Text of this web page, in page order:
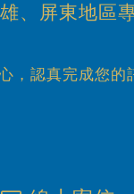
、屏東地區
，認真完成您的